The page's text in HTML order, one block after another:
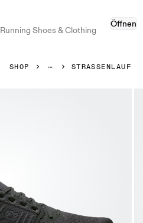
Shoes & Clothing
Öffnen
SHOP STRASSENLAUF